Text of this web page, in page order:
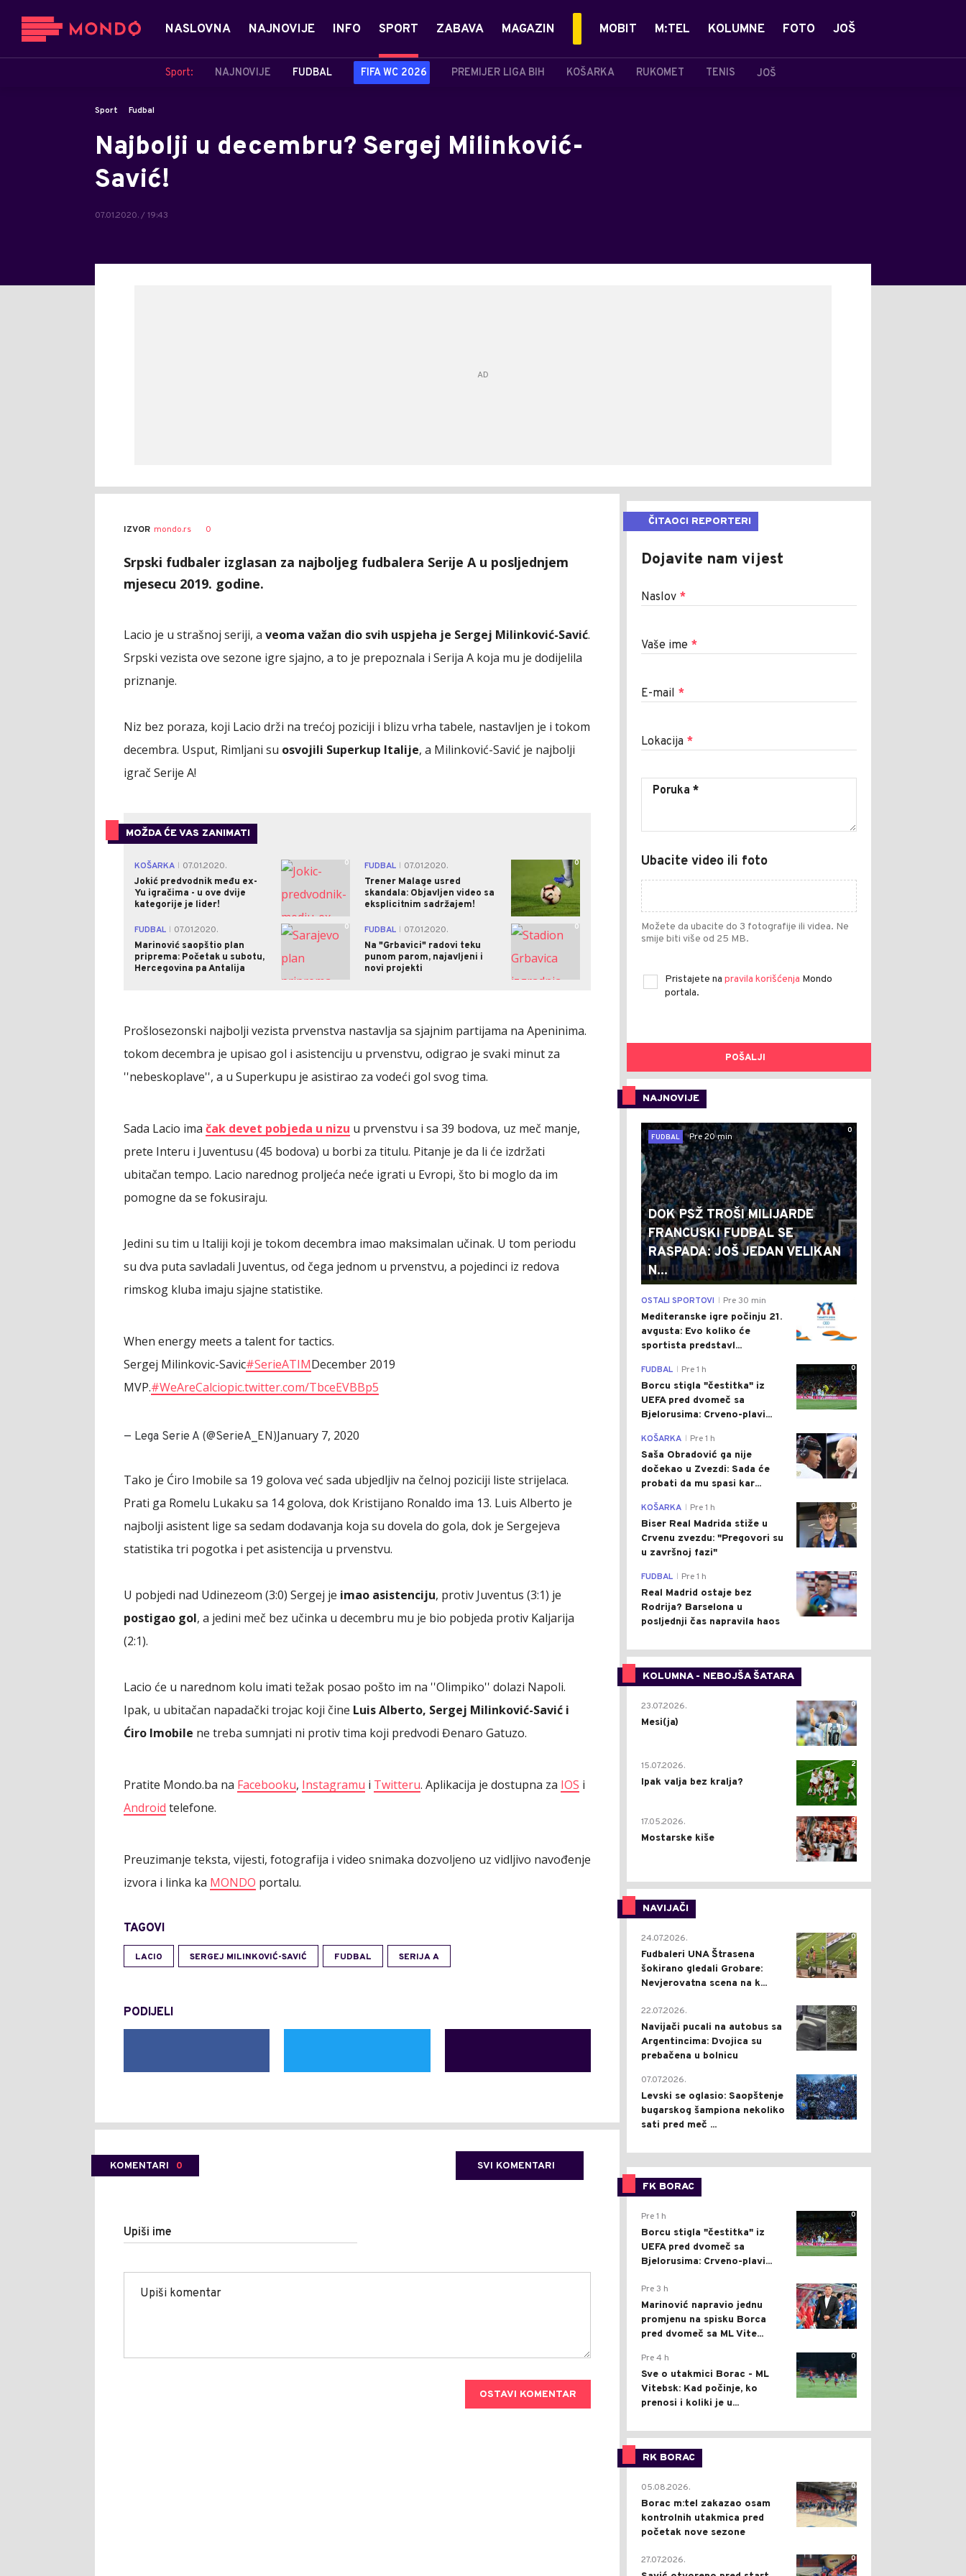
NASLOVNA NAJNOVIJE INFO SPORT
Sport: NAJNOVIJE FUDBAL FIFA WC 2026 PREMIJER LIGA BIH KOŠARKA RUKOMET TENIS JOŠ
ZABAVA MAGAZIN MOBIT M:TEL KOLUMNE FOTO JOŠ
Sport Fudbal
Najbolji u decembru? Sergej Milinković-
Savić!
07.01.2020. / 19:43
IZVOR mondo.rs 0
Srpski fudbaler izglasan za najboljeg fudbalera Serije A u posljednjem
mjesecu 2019. godine.
Lacio je u strašnoj seriji, a veoma važan dio svih uspjeha je Sergej Milinković-Savić.
Srpski vezista ove sezone igre sjajno, a to je prepoznala i Serija A koja mu je dodijelila
priznanje.
Niz bez poraza, koji Lacio drži na trećoj poziciji i blizu vrha tabele, nastavljen je i tokom
decembra. Usput, Rimljani su osvojili Superkup Italije, a Milinković-Savić je najbolji
igrač Serije A!
MOŽDA ĆE VAS ZANIMATI
KOŠARKA
07.01.2020.
Jokić predvodnik među ex-
Yu igračima - u ove dvije
kategorije je lider!
0 FUDBAL
07.01.2020.
Trener Malage usred
skandala: Objavljen video sa
eksplicitnim sadržajem!
0
FUDBAL
07.01.2020.
Marinović saopštio plan
priprema: Početak u subotu,
Hercegovina pa Antalija
0 FUDBAL
07.01.2020.
Na "Grbavici" radovi teku
punom parom, najavljeni i
novi projekti
0
Prošlosezonski najbolji vezista prvenstva nastavlja sa sjajnim partijama na Apeninima.
tokom decembra je upisao gol i asistenciju u prvenstvu, odigrao je svaki minut za
''nebeskoplave'', a u Superkupu je asistirao za vodeći gol svog tima.
Sada Lacio ima čak devet pobjeda u nizu u prvenstvu i sa 39 bodova, uz meč manje,
prete Interu i Juventusu (45 bodova) u borbi za titulu. Pitanje je da li će izdržati
ubitačan tempo. Lacio narednog proljeća neće igrati u Evropi, što bi moglo da im
pomogne da se fokusiraju.
Jedini su tim u Italiji koji je tokom decembra imao maksimalan učinak. U tom periodu
su dva puta savladali Juventus, od čega jednom u prvenstvu, a pojedinci iz redova
rimskog kluba imaju sjajne statistike.
When energy meets a talent for tactics.
Sergej Milinkovic-Savic#SerieATIMDecember 2019
MVP.#WeAreCalciopic.twitter.com/TbceEVBBp5
— Lega Serie A (@SerieA_EN)January 7, 2020
Tako je Ćiro Imobile sa 19 golova već sada ubjedljiv na čelnoj poziciji liste strijelaca.
Prati ga Romelu Lukaku sa 14 golova, dok Kristijano Ronaldo ima 13. Luis Alberto je
najbolji asistent lige sa sedam dodavanja koja su dovela do gola, dok je Sergejeva
statistika tri pogotka i pet asistencija u prvenstvu.
U pobjedi nad Udinezeom (3:0) Sergej je imao asistenciju, protiv Juventus (3:1) je
postigao gol, a jedini meč bez učinka u decembru mu je bio pobjeda protiv Kaljarija
(2:1).
Lacio će u narednom kolu imati težak posao pošto im na ''Olimpiko'' dolazi Napoli.
Ipak, u ubitačan napadački trojac koji čine Luis Alberto, Sergej Milinković-Savić i
Ćiro Imobile ne treba sumnjati ni protiv tima koji predvodi Đenaro Gatuzo.
Pratite Mondo.ba na Facebooku, Instagramu i Twitteru. Aplikacija je dostupna za IOS i
Android telefone.
Preuzimanje teksta, vijesti, fotografija i video snimaka dozvoljeno uz vidljivo navođenje
izvora i linka ka MONDO portalu.
TAGOVI
LACIO SERGEJ MILINKOVIĆ-SAVIĆ FUDBAL SERIJA A
PODIJELI
KOMENTARI 0 SVI KOMENTARI
Upiši ime
OSTAVI KOMENTAR
ČITAOCI REPORTERI
Dojavite nam vijest
Naslov *
Vaše ime *
E-mail *
Lokacija *
Ubacite video ili foto
Možete da ubacite do 3 fotografije ili videa. Ne
smije biti više od 25 MB.
Pristajete na pravila korišćenja Mondo
portala.
POŠALJI
NAJNOVIJE
0
FUDBAL
Pre 20 min
DOK PSŽ TROŠI MILIJARDE
FRANCUSKI FUDBAL SE
RASPADA: JOŠ JEDAN VELIKAN
N...
OSTALI SPORTOVI Pre 30 min
Mediteranske igre počinju 21.
avgusta: Evo koliko će
sportista predstavl...
0
FUDBAL Pre 1 h
Borcu stigla "čestitka" iz
UEFA pred dvomeč sa
Bjelorusima: Crveno-plavi...
0
KOŠARKA Pre 1 h
Saša Obradović ga nije
dočekao u Zvezdi: Sada će
probati da mu spasi kar...
0
KOŠARKA Pre 1 h
Biser Real Madrida stiže u
Crvenu zvezdu: "Pregovori su
u završnoj fazi"
0
FUDBAL Pre 1 h
Real Madrid ostaje bez
Rodrija? Barselona u
posljednji čas napravila haos
KOLUMNA - NEBOJŠA ŠATARA
0
23.07.2026.
Mesi(ja)
2
15.07.2026.
Ipak valja bez kralja?
0
17.05.2026.
Mostarske kiše
NAVIJAČI
0
24.07.2026.
Fudbaleri UNA Štrasena
šokirano gledali Grobare:
Nevjerovatna scena na k...
0
22.07.2026.
Navijači pucali na autobus sa
Argentincima: Dvojica su
prebačena u bolnicu
1
07.07.2026.
Levski se oglasio: Saopštenje
bugarskog šampiona nekoliko
sati pred meč ...
FK BORAC
0
Pre 1 h
Borcu stigla "čestitka" iz
UEFA pred dvomeč sa
Bjelorusima: Crveno-plavi...
0
Pre 3 h
Marinović napravio jednu
promjenu na spisku Borca
pred dvomeč sa ML Vite...
0
Pre 4 h
Sve o utakmici Borac - ML
Vitebsk: Kad počinje, ko
prenosi i koliki je u...
RK BORAC
0
05.08.2026.
Borac m:tel zakazao osam
kontrolnih utakmica pred
početak nove sezone
0
27.07.2026.